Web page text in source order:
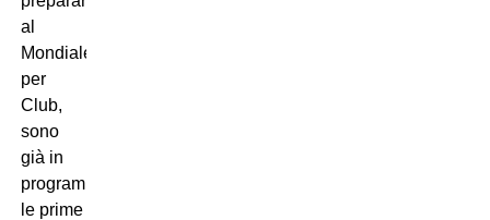
al
Mondiale
per
Club,
sono
già in
programma
le prime